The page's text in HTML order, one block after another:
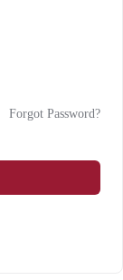
Forgot Password?